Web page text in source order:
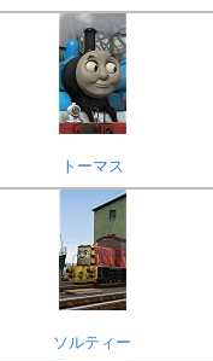
トーマス
ソルティー